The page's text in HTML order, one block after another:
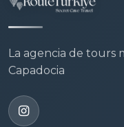
La agencia de tours
Capadocia